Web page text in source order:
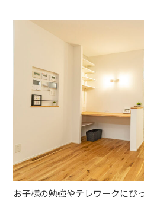
お子様の勉強やテレワークにぴ